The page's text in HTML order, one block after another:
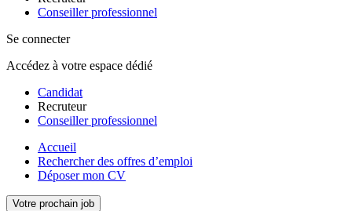
Conseiller professionnel
Se connecter
Accédez à votre espace dédié
Candidat
Recruteur
Conseiller professionnel
Accueil
Rechercher des offres d’emploi
Déposer mon CV
Votre prochain job